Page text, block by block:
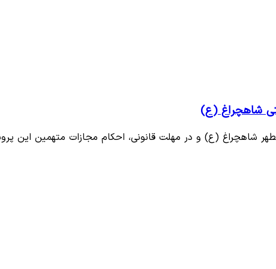
شاهچراغ (ع)
شاهچراغ (ع) و در مهلت قانونی، احکام مجازات متهمین این